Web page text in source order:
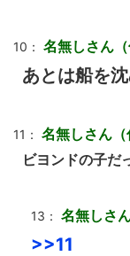
10： 名無しさん（
あとは船を
11： 名無しさん（
ビヨンドの子だ
13： 名無しさ
>>11